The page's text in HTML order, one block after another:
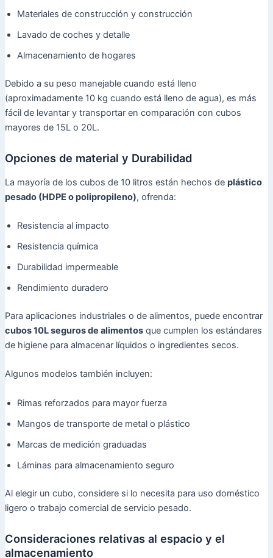
Materiales de construcción y construcción
Lavado de coches y detalle
Almacenamiento de hogares
Debido a su peso manejable cuando está lleno
(aproximadamente 10 kg cuando está lleno de agua), es más
fácil de levantar y transportar en comparación con cubos
mayores de 15L o 20L.
Opciones de material y Durabilidad
La mayoría de los cubos de 10 litros están hechos de plástico
pesado (HDPE o polipropileno), ofrenda:
Resistencia al impacto
Resistencia química
Durabilidad impermeable
Rendimiento duradero
Para aplicaciones industriales o de alimentos, puede encontrar
cubos 10L seguros de alimentosque cumplen los estándares
de higiene para almacenar líquidos o ingredientes secos.
Algunos modelos también incluyen:
Rimas reforzados para mayor fuerza
Mangos de transporte de metal o plástico
Marcas de medición graduadas
Láminas para almacenamiento seguro
Al elegir un cubo, considere si lo necesita para uso doméstico
ligero o trabajo comercial de servicio pesado.
Consideraciones relativas al espacio y el
almacenamiento